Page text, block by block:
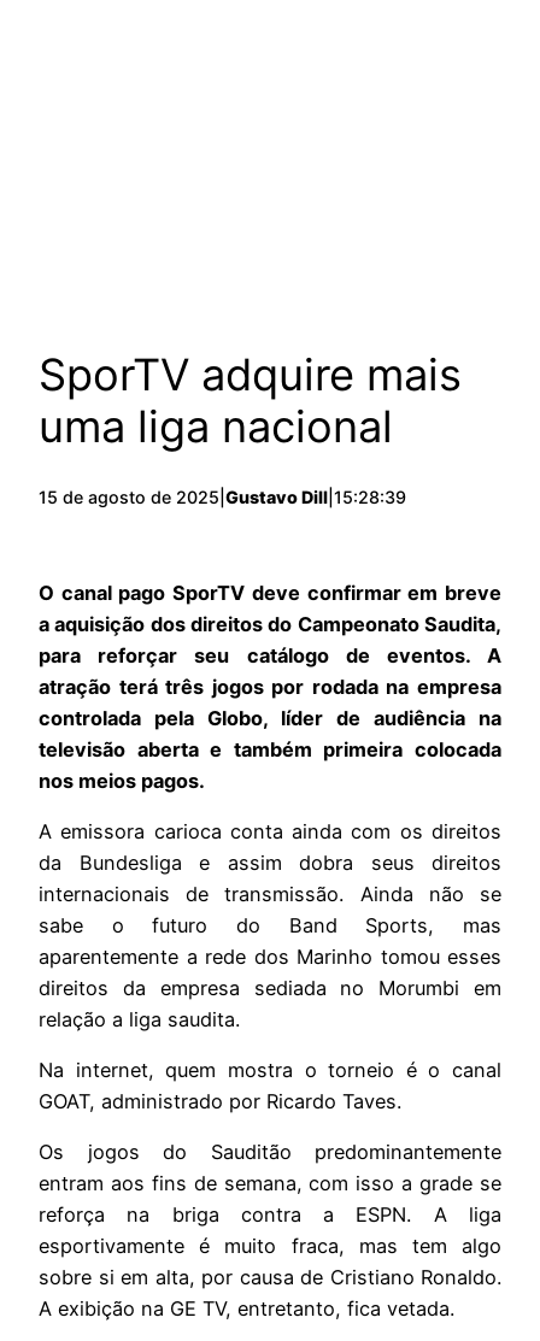
SporTV adquire mais
uma liga nacional
15 de agosto de 2025 Gustavo Dill 15:28:39
O canal pago SporTV deve confirmar em breve
a aquisição dos direitos do Campeonato Saudita,
para reforçar seu catálogo de eventos. A
atração terá três jogos por rodada na empresa
controlada pela Globo, líder de audiência na
televisão aberta e também primeira colocada
nos meios pagos.
A emissora carioca conta ainda com os direitos
da Bundesliga e assim dobra seus direitos
internacionais de transmissão. Ainda não se
sabe o futuro do Band Sports, mas
aparentemente a rede dos Marinho tomou esses
direitos da empresa sediada no Morumbi em
relação a liga saudita.
Na internet, quem mostra o torneio é o canal
GOAT, administrado por Ricardo Taves.
Os jogos do Sauditão predominantemente
entram aos fins de semana, com isso a grade se
reforça na briga contra a ESPN. A liga
esportivamente é muito fraca, mas tem algo
sobre si em alta, por causa de Cristiano Ronaldo.
A exibição na GE TV, entretanto, fica vetada.